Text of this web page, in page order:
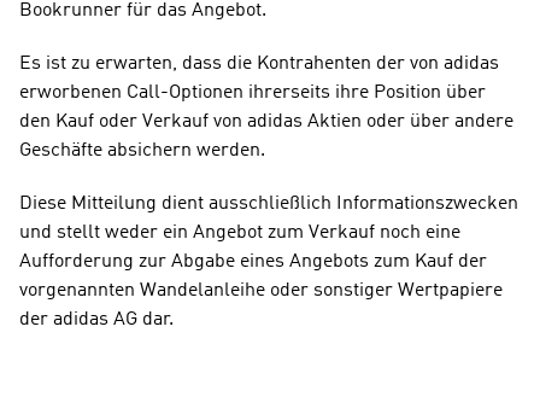
Bookrunner für das Angebot.
Es ist zu erwarten, dass die Kontrahenten der von adidas
erworbenen Call-Optionen ihrerseits ihre Position über
den Kauf oder Verkauf von adidas Aktien oder über andere
Geschäfte absichern werden.
Diese Mitteilung dient ausschließlich Informationszwecken
und stellt weder ein Angebot zum Verkauf noch eine
Aufforderung zur Abgabe eines Angebots zum Kauf der
vorgenannten Wandelanleihe oder sonstiger Wertpapiere
der adidas AG dar.